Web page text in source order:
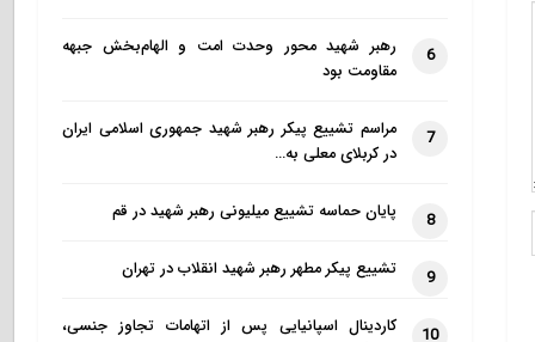
6
رهبر شهید محور وحدت امت و الهام‌بخش جبهه
مقاومت بود
7
مراسم تشییع پیکر رهبر شهید جمهوری اسلامی ایران
در کربلای معلی به…
8 پایان حماسه تشییع میلیونی رهبر شهید در قم
9 تشییع پیکر مطهر رهبر شهید انقلاب در تهران
10
کاردینال اسپانیایی پس از اتهامات تجاوز جنسی،